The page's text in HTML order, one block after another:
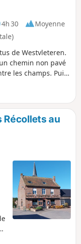
4h 30
Moyenne
de Westvleteren.
chemin non pavé
les champs. Puis
forêts dans
Vous
paysages
Récollets au